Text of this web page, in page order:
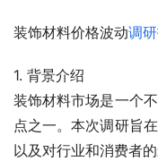
装饰材料价格波动调
1. 背景介绍
装饰材料市场是一个
点之一。本次调研旨
以及对行业和消费者的